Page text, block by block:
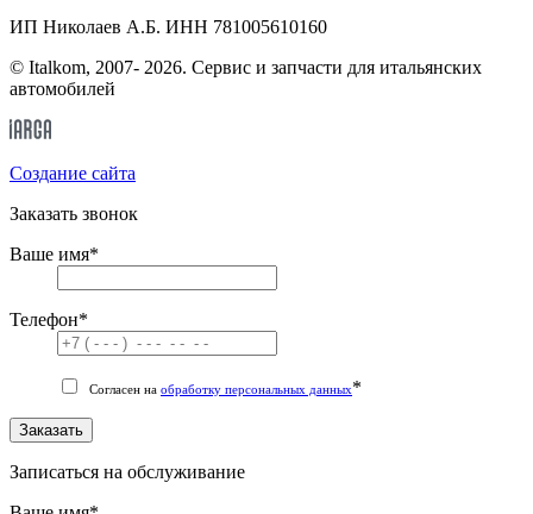
ИП Николаев А.Б. ИНН 781005610160
© Italkom, 2007- 2026. Сервис и запчасти для итальянских
автомобилей
Cоздание сайта
Заказать звонок
Ваше имя*
Телефон*
Согласен на обработку персональных данных*
Заказать
Записаться на обслуживание